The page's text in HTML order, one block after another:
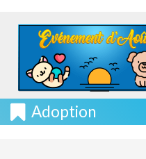
Adoption